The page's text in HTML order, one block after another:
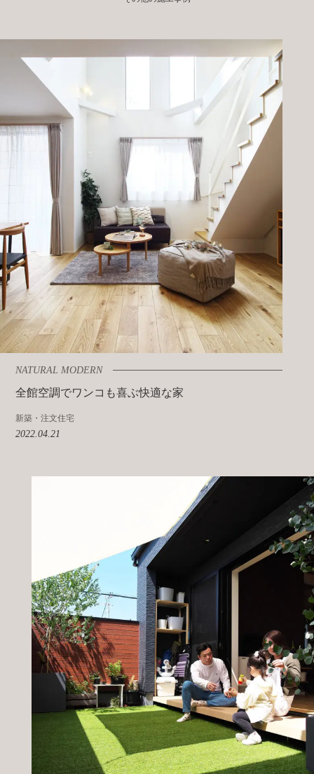
NATURAL MODERN
全館空調でワンコも喜ぶ快適な家
新築・注文住宅
2022.04.21